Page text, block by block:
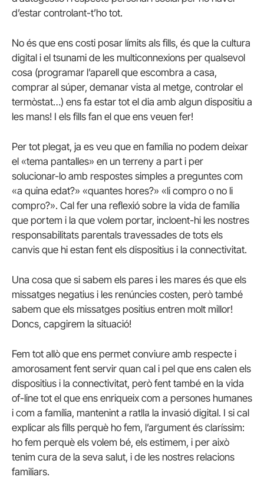
d’estar controlant-t’ho tot.
No és que ens costi posar límits als fills, és que la cultura
digital i el tsunami de les multiconnexions per qualsevol
cosa (programar l’aparell que escombra a casa,
comprar al súper, demanar vista al metge, controlar el
termòstat…) ens fa estar tot el dia amb algun dispositiu a
les mans! I els fills fan el que ens veuen fer!
Per tot plegat, ja es veu que en família no podem deixar
el «tema pantalles» en un terreny a part i per
solucionar-lo amb respostes simples a preguntes com
«a quina edat?» «quantes hores?» «li compro o no li
compro?». Cal fer una reflexió sobre la vida de família
que portem i la que volem portar, incloent-hi les nostres
responsabilitats parentals travessades de tots els
canvis que hi estan fent els dispositius i la connectivitat.
Una cosa que si sabem els pares i les mares és que els
missatges negatius i les renúncies costen, però també
sabem que els missatges positius entren molt millor!
Doncs, capgirem la situació!
Fem tot allò que ens permet conviure amb respecte i
amorosament fent servir quan cal i pel que ens calen els
dispositius i la connectivitat, però fent també en la vida
of-line tot el que ens enriqueix com a persones humanes
i com a família, mantenint a ratlla la invasió digital. I si cal
explicar als fills perquè ho fem, l’argument és claríssim:
ho fem perquè els volem bé, els estimem, i per això
tenim cura de la seva salut, i de les nostres relacions
familiars.